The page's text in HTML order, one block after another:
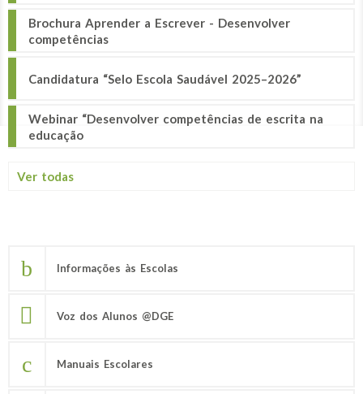
Brochura Aprender a Escrever - Desenvolver
competências
Candidatura “Selo Escola Saudável 2025–2026”
Webinar “Desenvolver competências de escrita na
educação
Ver todas
Informações às Escolas
Voz dos Alunos @DGE
Manuais Escolares